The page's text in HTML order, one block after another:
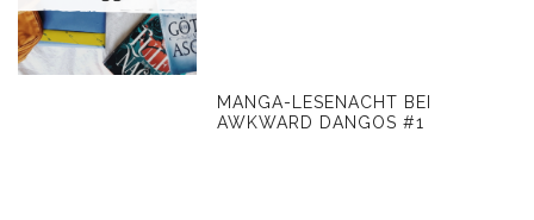
MANGA-LESENACHT BEI
AWKWARD DANGOS #1